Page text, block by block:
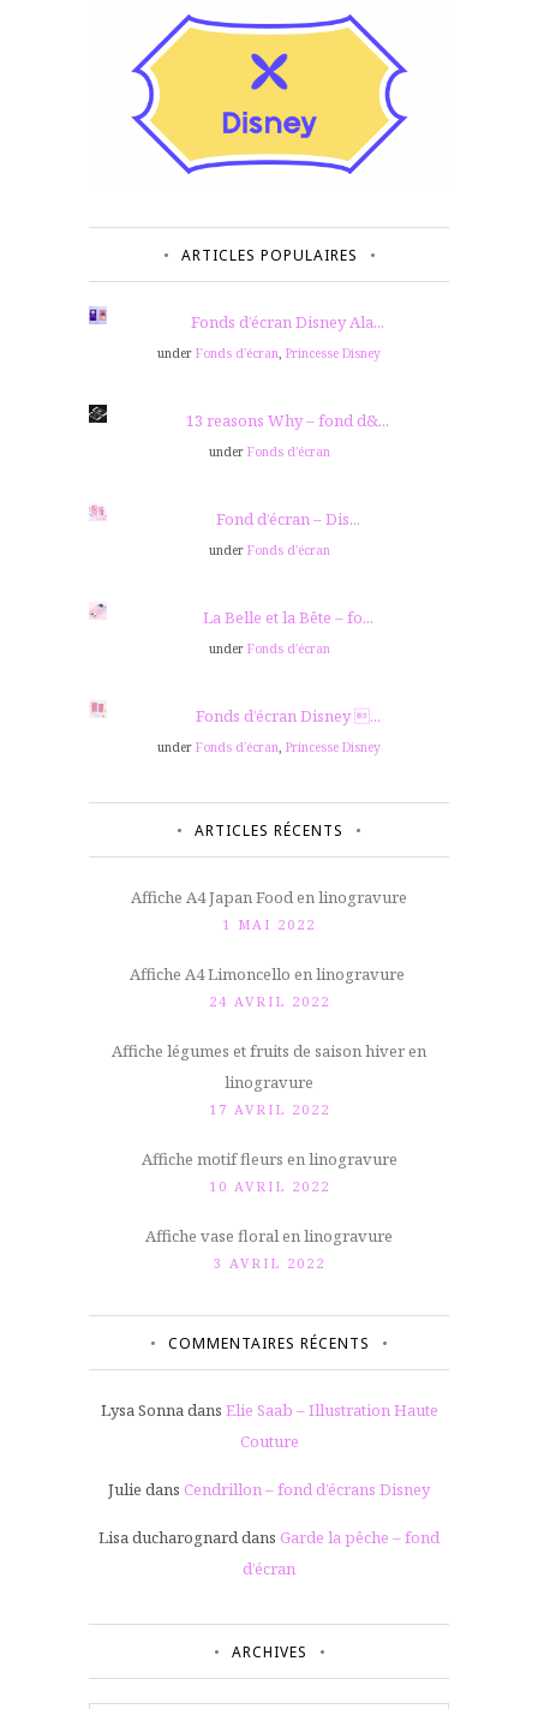
ARTICLES POPULAIRES
Fonds d’écran Disney Ala...
under Fonds d'écran, Princesse Disney
13 reasons Why – fond d&...
under Fonds d'écran
Fond d’écran – Dis...
under Fonds d'écran
La Belle et la Bête – fo...
under Fonds d'écran
Fonds d’écran Disney ...
under Fonds d'écran, Princesse Disney
ARTICLES RÉCENTS
Affiche A4 Japan Food en linogravure
1 MAI 2022
Affiche A4 Limoncello en linogravure
24 AVRIL 2022
Affiche légumes et fruits de saison hiver en
linogravure
17 AVRIL 2022
Affiche motif fleurs en linogravure
10 AVRIL 2022
Affiche vase floral en linogravure
3 AVRIL 2022
COMMENTAIRES RÉCENTS
Lysa Sonnadans Elie Saab – Illustration Haute
Couture
Julie dans Cendrillon – fond d’écrans Disney
Lisa ducharognarddans Garde la pêche – fond
d’écran
ARCHIVES